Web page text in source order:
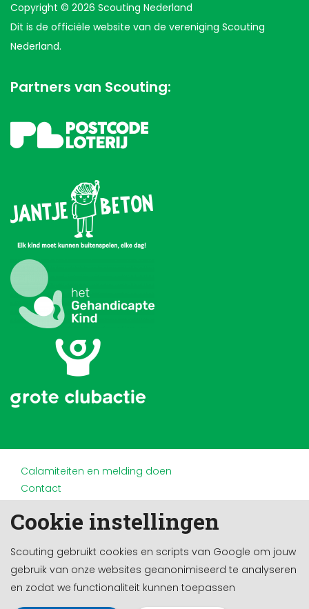
Cookie instellingen
Scouting gebruikt cookies en scripts van Google om jouw
gebruik van onze websites geanonimiseerd te analyseren
en zodat we functionaliteit kunnen toepassen
Copyright © 2026 Scouting Nederland
Dit is de officiële website van de vereniging Scouting
Nederland.
Partners van Scouting:
Calamiteiten en melding doen
Contact
Doneren en nalaten
Privacy
Werken bij
Cookie-instellingen